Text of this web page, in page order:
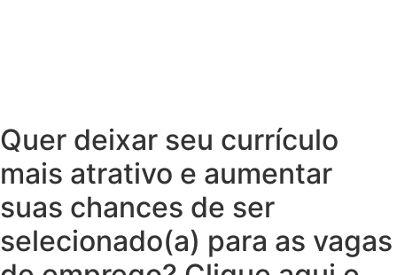
Quer deixar seu currículo
mais atrativo e aumentar
suas chances de ser
selecionado(a) para as vagas